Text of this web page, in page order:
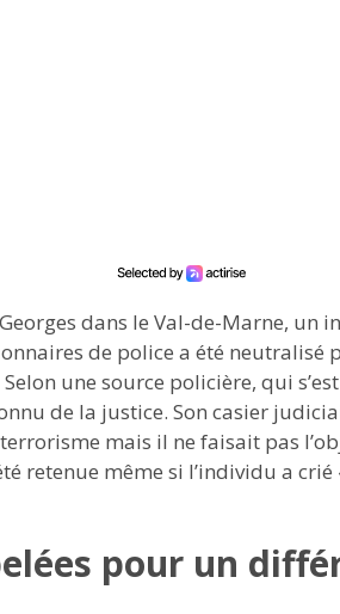
dans le Val-de-Marne,
de police a été neutralisé
une source policière, qui
de la justice. Son casier
mais il ne faisait pas
retenue même si l’individu a
pour un